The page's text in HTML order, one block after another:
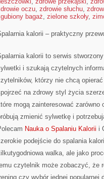
oczu, zdrowie słuchu,
bagaż, zielone szkoły,
kalorii – praktyczny
kalorii to serwis
i szukają czytelnych
którzy nie chcą
na zdrowy styl życia
mogą zainteresować
zmienić sylwetkę i
Nauka o Spalaniu Kalorii i
podejście do spalania
walka, ale jako
czytelnik może zobaczyć, że
czy wybór jednej popularnej